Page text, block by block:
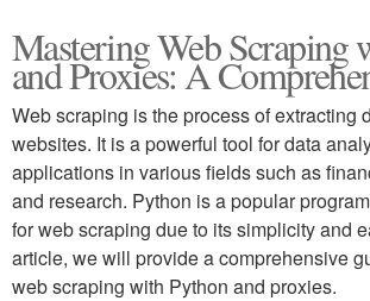
Mastering Web Scraping
and Proxies: A
Web scraping is the process of extracting
websites. It is a powerful tool for data
applications in various fields such as
and research. Python is a popular
for web scraping due to its simplicity and
article, we will provide a comprehensive
web scraping with Python and proxies.